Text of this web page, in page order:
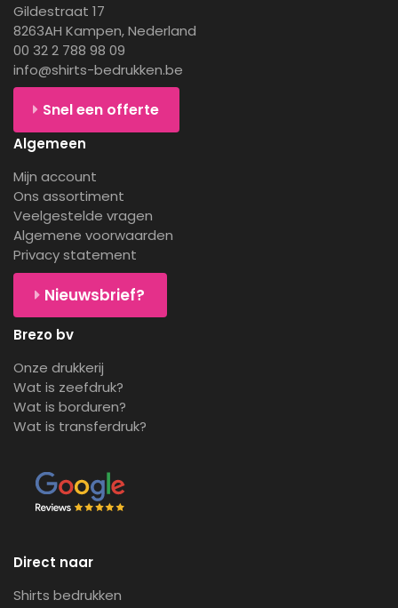
Gildestraat 17
8263AH Kampen, Nederland
00 32 2 788 98 09
info@shirts-bedrukken.be
Snel een offerte
Algemeen
Mijn account
Ons assortiment
Veelgestelde vragen
Algemene voorwaarden
Privacy statement
Nieuwsbrief?
Brezo bv
Onze drukkerij
Wat is zeefdruk?
Wat is borduren?
Wat is transferdruk?
Direct naar
Shirts bedrukken